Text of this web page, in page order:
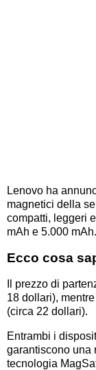
Lenovo ha
magnetici della
compatti, leggeri
mAh e 5.000 mAh.
Ecco cosa
Il prezzo di
18 dollari),
(circa 22 dollari).
Entrambi i
garantiscono una
tecnologia